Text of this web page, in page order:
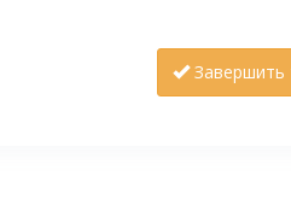
Завершить